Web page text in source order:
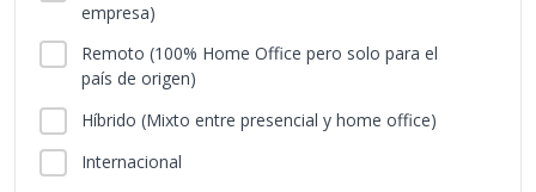
empresa)
Remoto (100% Home Office pero solo para el
país de origen)
Híbrido (Mixto entre presencial y home office)
Internacional